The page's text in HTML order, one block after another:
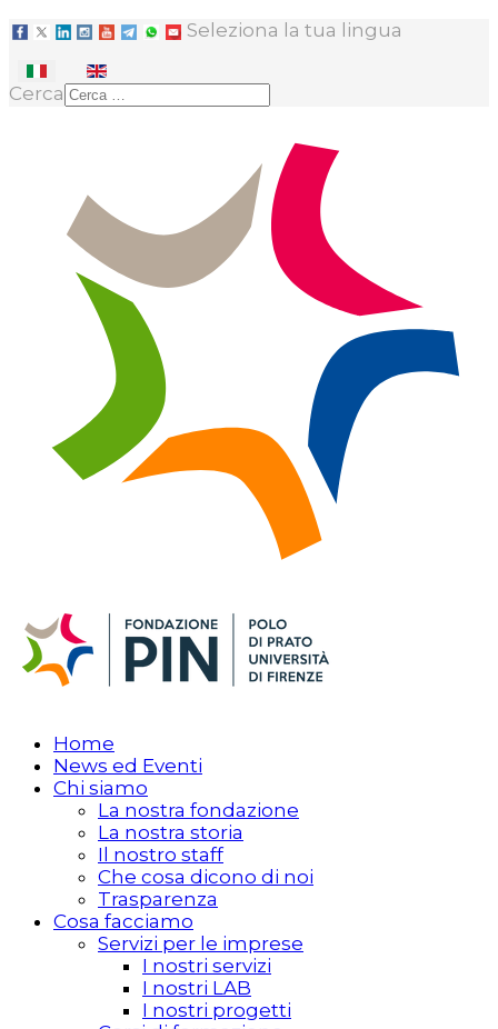
Seleziona la tua lingua
Cerca
Home
News ed Eventi
Chi siamo
La nostra fondazione
La nostra storia
Il nostro staff
Che cosa dicono di noi
Trasparenza
Cosa facciamo
Servizi per le imprese
I nostri servizi
I nostri LAB
I nostri progetti